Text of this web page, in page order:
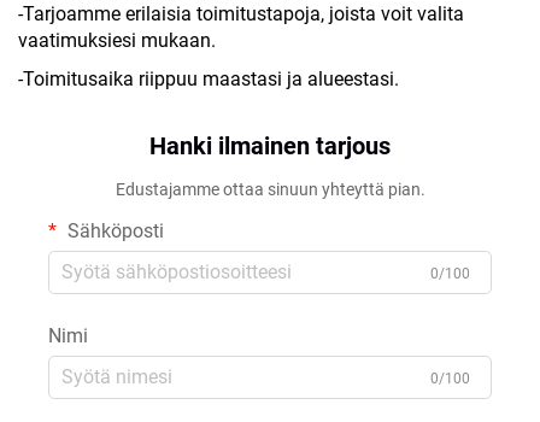
-Tarjoamme erilaisia toimitustapoja, joista voit valita
vaatimuksiesi mukaan.
-Toimitusaika riippuu maastasi ja alueestasi.
Hanki ilmainen tarjous
Edustajamme ottaa sinuun yhteyttä pian.
Sähköposti
0/100
Nimi
0/100